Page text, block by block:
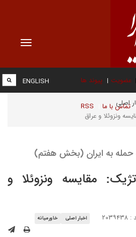
Toggle
عضویت پیوند ها
تماس با ما RSS
ENGLISH
اصلی
ونزوئلا و عراق
حمله به ایران (بخش هفتم)
مقایسه ونزوئلا و
اخبار اصلی خاورمیانه